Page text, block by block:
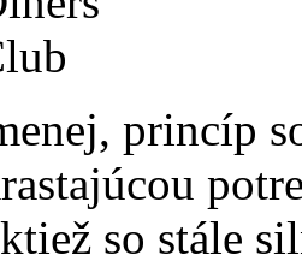
princíp
so stále